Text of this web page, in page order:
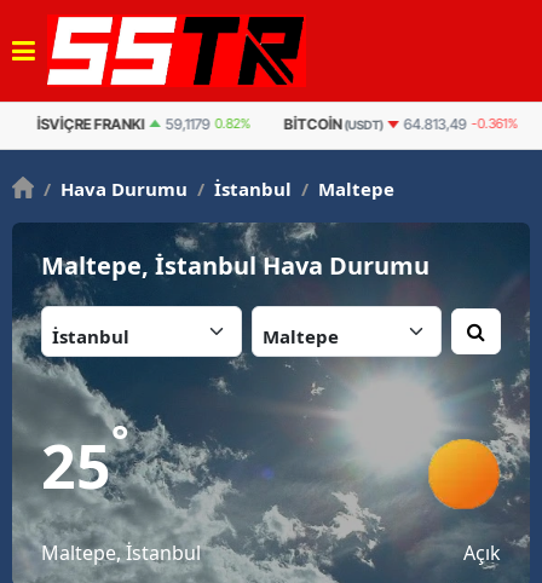
İSVIÇRE FRANKI 59,1179 0.82% BITCOIN(USDT) 64.813,49 -0.361%
/ Hava Durumu / İstanbul / Maltepe
Maltepe, İstanbul Hava Durumu
25°
Maltepe, İstanbul Açık